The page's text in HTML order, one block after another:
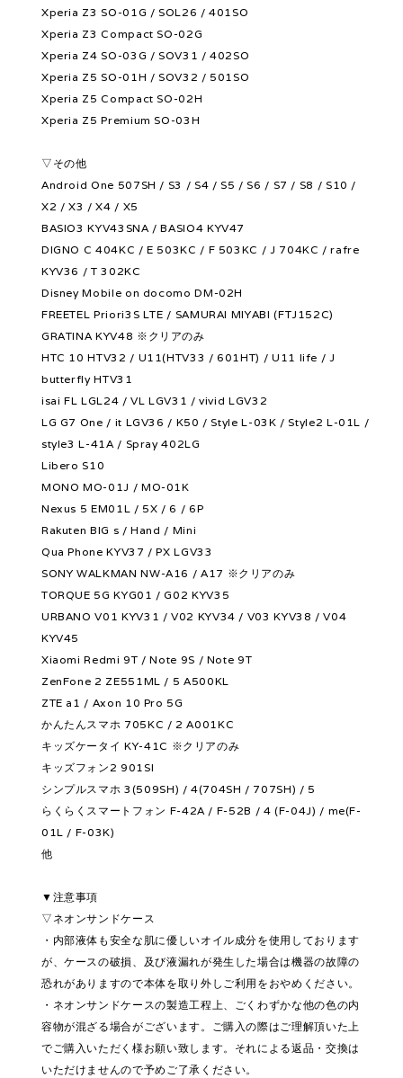
Xperia Z3 SO-01G / SOL26 / 401SO
Xperia Z3 Compact SO-02G
Xperia Z4 SO-03G / SOV31 / 402SO
Xperia Z5 SO-01H / SOV32 / 501SO
Xperia Z5 Compact SO-02H
Xperia Z5 Premium SO-03H
▽その他
Android One 507SH / S3 / S4 / S5 / S6 / S7 / S8 / S10 /
X2 / X3 / X4 / X5
BASIO3 KYV43SNA / BASIO4 KYV47
DIGNO C 404KC / E 503KC / F 503KC / J 704KC / rafre
KYV36 / T 302KC
Disney Mobile on docomo DM-02H
FREETEL Priori3S LTE / SAMURAI MIYABI (FTJ152C)
GRATINA KYV48 ※クリアのみ
HTC 10 HTV32 / U11(HTV33 / 601HT) / U11 life / J
butterfly HTV31
isai FL LGL24 / VL LGV31 / vivid LGV32
LG G7 One / it LGV36 / K50 / Style L-03K / Style2 L-01L /
style3 L-41A / Spray 402LG
Libero S10
MONO MO-01J / MO-01K
Nexus 5 EM01L / 5X / 6 / 6P
Rakuten BIG s / Hand / Mini
Qua Phone KYV37 / PX LGV33
SONY WALKMAN NW-A16 / A17 ※クリアのみ
TORQUE 5G KYG01 / G02 KYV35
URBANO V01 KYV31 / V02 KYV34 / V03 KYV38 / V04
KYV45
Xiaomi Redmi 9T / Note 9S / Note 9T
ZenFone 2 ZE551ML / 5 A500KL
ZTE a1 / Axon 10 Pro 5G
かんたんスマホ 705KC / 2 A001KC
キッズケータイ KY-41C ※クリアのみ
キッズフォン2 901SI
シンプルスマホ 3(509SH) / 4(704SH / 707SH) / 5
らくらくスマートフォン F-42A / F-52B / 4 (F-04J) / me(F-
01L / F-03K)
他
▼注意事項
▽ネオンサンドケース
・内部液体も安全な肌に優しいオイル成分を使用しております
が、ケースの破損、及び液漏れが発生した場合は機器の故障の
恐れがありますので本体を取り外しご利用をおやめください。
・ネオンサンドケースの製造工程上、ごくわずかな他の色の内
容物が混ざる場合がございます。ご購入の際はご理解頂いた上
でご購入いただく様お願い致します。それによる返品・交換は
いただけませんので予めご了承ください。